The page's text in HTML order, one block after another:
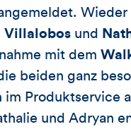
Wieder
Villalobos und
mit dem
beiden ganz
im Produktservice
und Adryan